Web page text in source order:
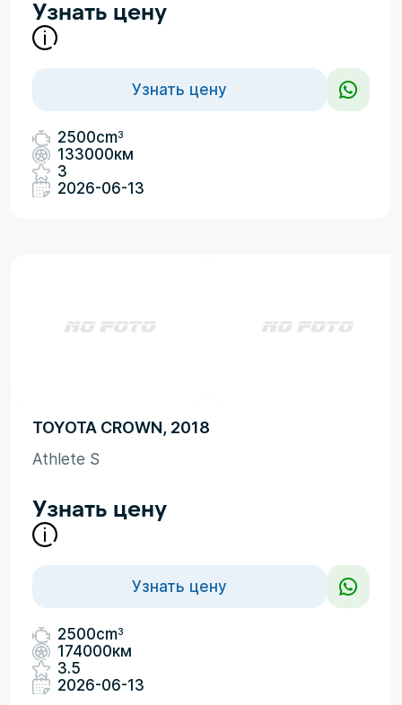
Узнать цену
Узнать цену
2500cm3
133000км
3
2026-06-13
TOYOTA CROWN, 2018
Athlete S
Узнать цену
Узнать цену
2500cm3
174000км
3.5
2026-06-13